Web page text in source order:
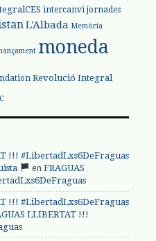
intercanvi jornades
L'Albada Memòria
moneda
Revolució Integral
!!! #LibertadLxs6DeFraguas
en FRAGUAS
!!! #LibertadLxs6DeFraguas
LLIBERTAT !!!